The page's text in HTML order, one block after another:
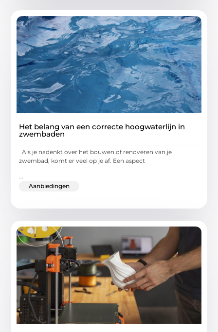
Het belang van een correcte hoogwaterlijn in
zwembaden
Als je nadenkt over het bouwen of renoveren van je
zwembad, komt er veel op je af. Een aspect
...
Aanbiedingen